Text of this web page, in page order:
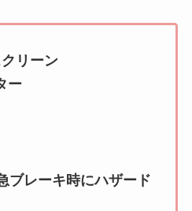
リーン
ー
レーキ時にハザード